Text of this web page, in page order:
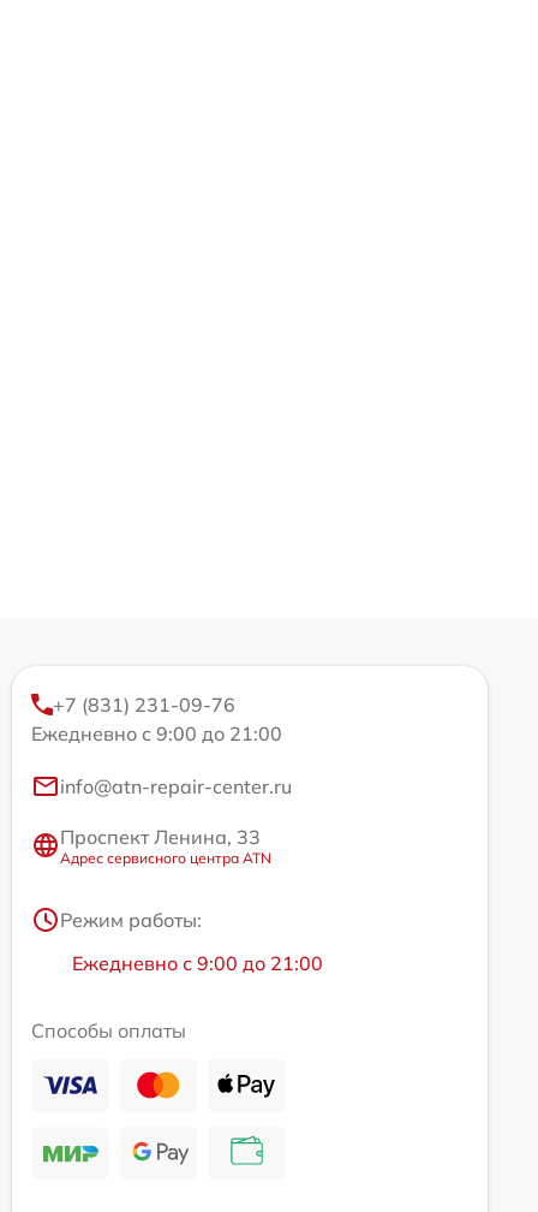
+7 (831) 231-09-76
Ежедневно с 9:00 до 21:00
info@atn-repair-center.ru
Проспект Ленина, 33
Адрес сервисного центра ATN
Режим работы:
Ежедневно с 9:00 до 21:00
Способы оплаты